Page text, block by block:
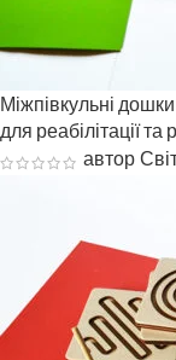
Міжпівкульні
для реабілітації та
автор